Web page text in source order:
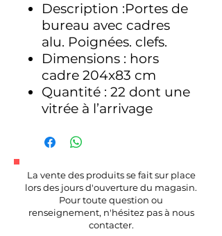
Description :Portes de
bureau avec cadres
alu. Poignées. clefs.
Dimensions : hors
cadre 204x83 cm
Quantité : 22 dont une
vitrée à l’arrivage
La vente des produits se fait sur place
lors des jours d'ouverture du magasin.
Pour toute question ou
renseignement, n'hésitez pas à nous
contacter.